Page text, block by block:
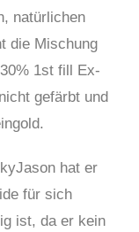
natürlichen
die Mischung
1st fill Ex-
gefärbt und
hat er
für sich
ist, da er kein